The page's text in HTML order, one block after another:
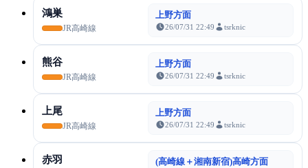
鴻巣
JR高崎線
上野方面
26/07/31 22:49 tsrknic
熊谷
JR高崎線
上野方面
26/07/31 22:49 tsrknic
上尾
JR高崎線
上野方面
26/07/31 22:49 tsrknic
赤羽 (高崎線＋湘南新宿)高崎方面